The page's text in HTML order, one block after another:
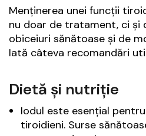
Menținerea unei funcții
nu doar de tratament, ci și
obiceiuri sănătoase și de
Iată câteva recomandări
Dietă și nutriție
Iodul este esențial
tiroidieni. Surse